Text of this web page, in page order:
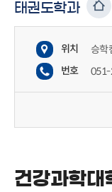
태권도학과
위치
승학
번호
건강과학대